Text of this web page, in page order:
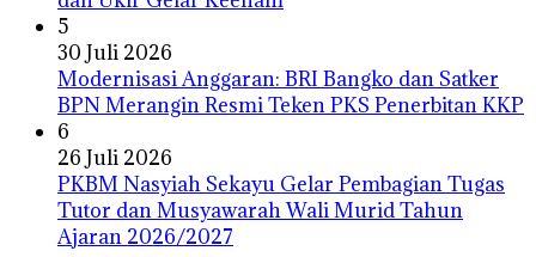
5
30 Juli 2026
Modernisasi Anggaran: BRI Bangko dan Satker
BPN Merangin Resmi Teken PKS Penerbitan KKP
6
26 Juli 2026
PKBM Nasyiah Sekayu Gelar Pembagian Tugas
Tutor dan Musyawarah Wali Murid Tahun
Ajaran 2026/2027